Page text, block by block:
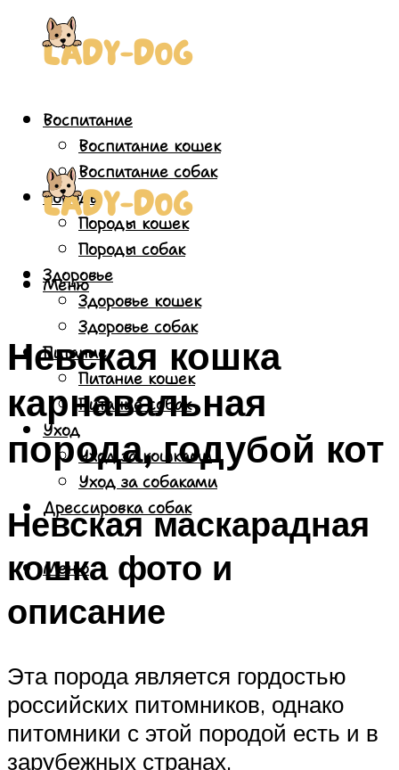
Воспитание
Воспитание кошек
Воспитание собак
Породы
Породы кошек
Породы собак
Здоровье
Здоровье кошек
Здоровье собак
Питание
Питание кошек
Питание собак
Уход
Уход за кошками
Уход за собаками
Дрессировка собак
Меню
Меню
Невская кошка
карнавальная
порода, годубой кот
Невская маскарадная
кошка фото и
описание
Эта порода является гордостью
российских питомников, однако
питомники с этой породой есть и в
зарубежных странах.